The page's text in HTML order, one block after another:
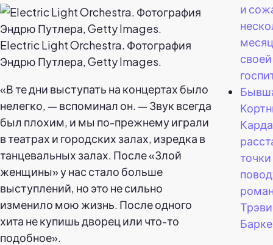
Electric Light Orchestra. Фотография
Эндрю Путлера, Getty Images.
«В те дни выступать на концертах было
нелегко, — вспоминал он. — Звук всегда
был плохим, и мы по-прежнему играли
в театрах и городских залах, изредка в
танцевальных залах. После «Злой
женщины» у нас стало больше
выступлений, но это не сильно
изменило мою жизнь. После одного
хита не купишь дворец или что-то
подобное».
и
своей